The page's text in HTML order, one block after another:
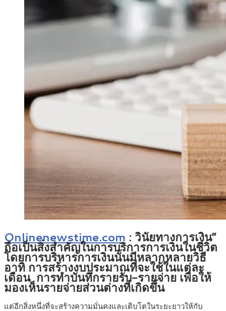
Onlinenewstime.com : วินัยทางการเงิน”
ถือเป็นสิ่งสำคัญในการบริการการเงินในชีวิต
โดยการบริหารการเงินนั้นมีหลากหลายวิธี
อาทิ การสร้างงบประมาณที่จะใช้ในแต่ละ
เดือน การทำบันทึกรายรับ-รายจ่าย เพื่อให้
มองเห็นรายจ่ายส่วนต่างที่เกิดขึ้น
แต่อีกสิ่งหนึ่งที่จะสร้างความมั่นคงและเติบโตในระยะยาวให้กับ